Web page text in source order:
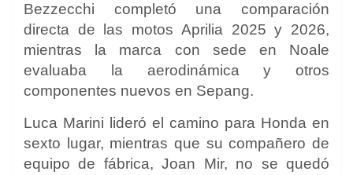
Bezzecchi completó una comparación
directa de las motos Aprilia 2025 y 2026,
mientras la marca con sede en Noale
evaluaba la aerodinámica y otros
componentes nuevos en Sepang.
Luca Marini lideró el camino para Honda en
sexto lugar, mientras que su compañero de
equipo de fábrica,Joan Mir, no se quedó